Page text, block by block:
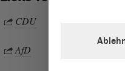
CDU
AfD